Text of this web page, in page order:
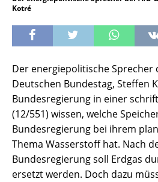
Kotré
Der energiepolitische Sprecher
Deutschen Bundestag, Steffen
Bundesregierung in einer
(12/551) wissen, welche
Bundesregierung bei ihrem
Thema Wasserstoff hat. Nach
Bundesregierung soll Erdgas
ersetzt werden. Doch dazu